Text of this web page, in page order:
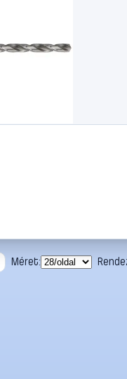
Méret: